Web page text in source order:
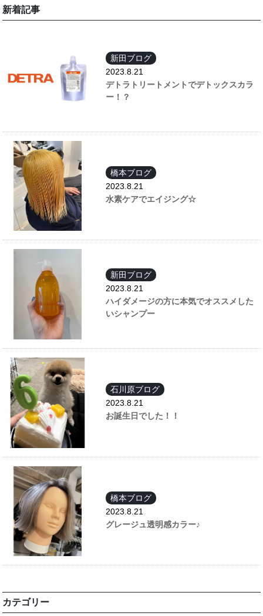
新着記事
新田ブログ
2023.8.21
デトラトリートメントでデトックスカラ
ー！？
橋本ブログ
2023.8.21
水素ケアでエイジング☆
新田ブログ
2023.8.21
ハイダメージの方に本気でオススメした
いシャンプー
石川原ブログ
2023.8.21
お誕生日でした！！
橋本ブログ
2023.8.21
グレージュ透明感カラー♪
カテゴリー